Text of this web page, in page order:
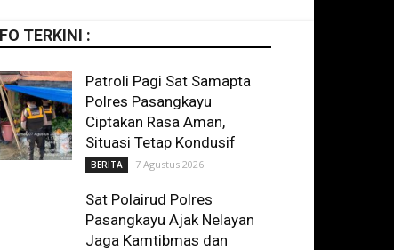
TERKINI :
Patroli Pagi Sat Samapta
Polres Pasangkayu
Ciptakan Rasa Aman,
Situasi Tetap Kondusif
BERITA 7 Agustus 2026
Sat Polairud Polres
Pasangkayu Ajak Nelayan
Jaga Kamtibmas dan